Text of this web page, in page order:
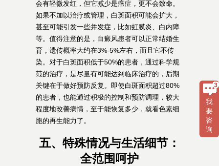
会有轻微发红，但它减少是癌症，更不会致命。
如果不加以治疗或管理，白斑面积可能会扩大，
甚至可能引发一些并发症，比如虹膜炎、白内障
等。值得注意的是，白癜风患者可以正常结婚生
育，遗传概率大约在3%-5%左右，而且它不传
染。对于白斑面积低于50%的患者，通过科学规
范的治疗，是尽量有可能达到临床治疗的，后期
关键在于做好预防反复。即使白斑面积超过80%
的患者，也能通过积极的控制和预防调理，较大
程度地改善病情，至于能恢复多少，就看色素细
胞的再生能力了。
五、特殊情况与生活细节：
全范围呵护
我
要
咨
询